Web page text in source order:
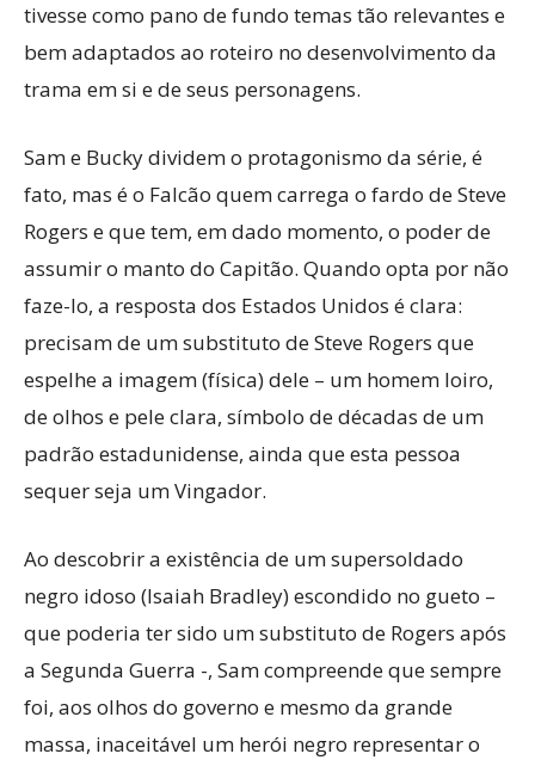
tivesse como pano de fundo temas tão relevantes e
bem adaptados ao roteiro no desenvolvimento da
trama em si e de seus personagens.
Sam e Bucky dividem o protagonismo da série, é
fato, mas é o Falcão quem carrega o fardo de Steve
Rogers e que tem, em dado momento, o poder de
assumir o manto do Capitão. Quando opta por não
faze-lo, a resposta dos Estados Unidos é clara:
precisam de um substituto de Steve Rogers que
espelhe a imagem (física) dele – um homem loiro,
de olhos e pele clara, símbolo de décadas de um
padrão estadunidense, ainda que esta pessoa
sequer seja um Vingador.
Ao descobrir a existência de um supersoldado
negro idoso (Isaiah Bradley) escondido no gueto –
que poderia ter sido um substituto de Rogers após
a Segunda Guerra -, Sam compreende que sempre
foi, aos olhos do governo e mesmo da grande
massa, inaceitável um herói negro representar o